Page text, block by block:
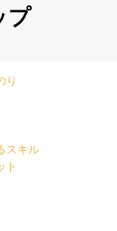
プ
り
スキル
ト